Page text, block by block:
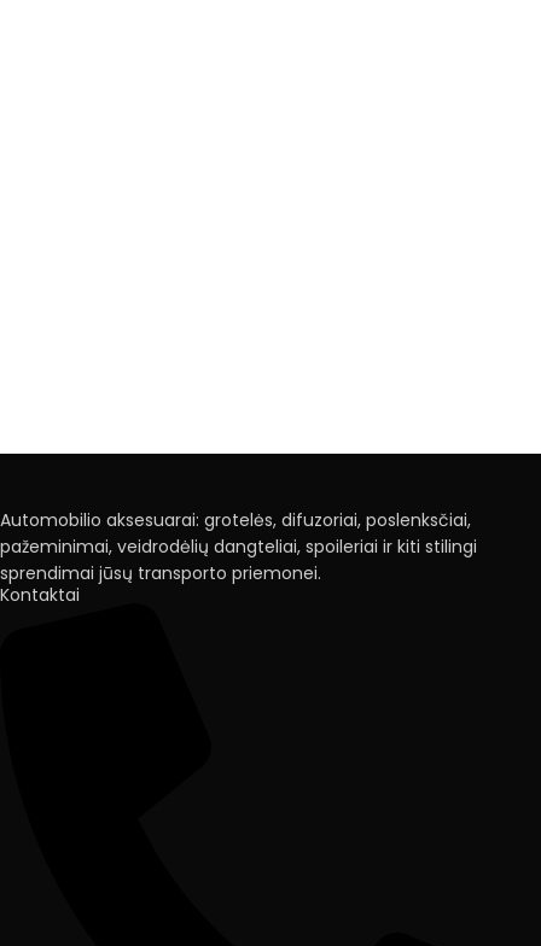
Automobilio aksesuarai: grotelės, difuzoriai, poslenksčiai,
pažeminimai, veidrodėlių dangteliai, spoileriai ir kiti stilingi
sprendimai jūsų transporto priemonei.
Kontaktai